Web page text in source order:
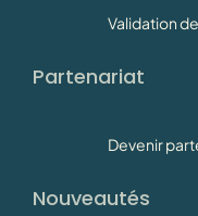
Validation
Partenariat
Devenir
Nouveautés